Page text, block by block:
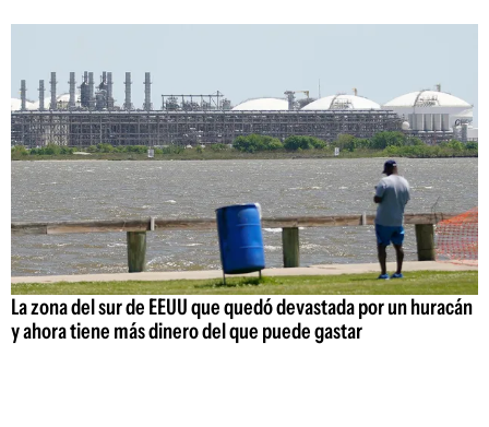
La zona del sur de EEUU que quedó devastada por un huracán
y ahora tiene más dinero del que puede gastar